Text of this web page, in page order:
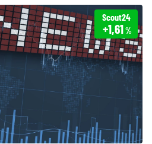
Scout24
+1,61%